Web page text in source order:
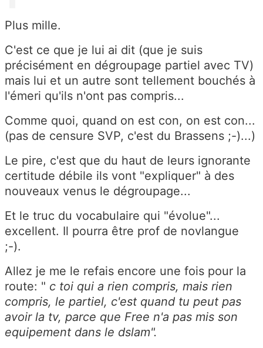
Plus mille.
C'est ce que je lui ai dit (que je suis
précisément en dégroupage partiel avec TV)
mais lui et un autre sont tellement bouchés à
l'émeri qu'ils n'ont pas compris...
Comme quoi, quand on est con, on est con...
(pas de censure SVP, c'est du Brassens ;-)...)
Le pire, c'est que du haut de leurs ignorante
certitude débile ils vont "expliquer" à des
nouveaux venus le dégroupage...
Et le truc du vocabulaire qui "évolue"...
excellent. Il pourra être prof de novlangue
;-).
Allez je me le refais encore une fois pour la
route: " c toi qui a rien compris, mais rien
compris, le partiel, c'est quand tu peut pas
avoir la tv, parce que Free n'a pas mis son
equipement dans le dslam".